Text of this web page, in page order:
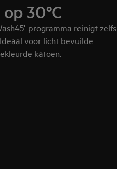
30°C
programma reinigt zelfs
voor licht bevuilde
katoen.